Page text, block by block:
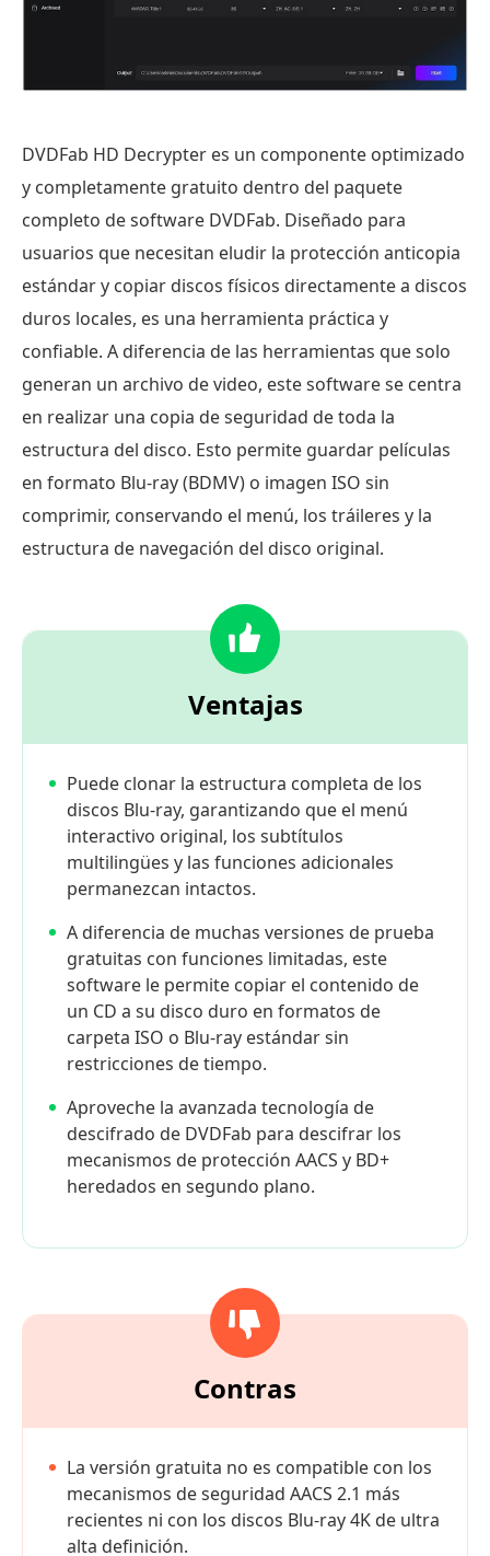
DVDFab HD Decrypter es un componente optimizado
y completamente gratuito dentro del paquete
completo de software DVDFab. Diseñado para
usuarios que necesitan eludir la protección anticopia
estándar y copiar discos físicos directamente a discos
duros locales, es una herramienta práctica y
confiable. A diferencia de las herramientas que solo
generan un archivo de video, este software se centra
en realizar una copia de seguridad de toda la
estructura del disco. Esto permite guardar películas
en formato Blu-ray (BDMV) o imagen ISO sin
comprimir, conservando el menú, los tráileres y la
estructura de navegación del disco original.
Ventajas
Puede clonar la estructura completa de los
discos Blu-ray, garantizando que el menú
interactivo original, los subtítulos
multilingües y las funciones adicionales
permanezcan intactos.
A diferencia de muchas versiones de prueba
gratuitas con funciones limitadas, este
software le permite copiar el contenido de
un CD a su disco duro en formatos de
carpeta ISO o Blu-ray estándar sin
restricciones de tiempo.
Aproveche la avanzada tecnología de
descifrado de DVDFab para descifrar los
mecanismos de protección AACS y BD+
heredados en segundo plano.
Contras
La versión gratuita no es compatible con los
mecanismos de seguridad AACS 2.1 más
recientes ni con los discos Blu-ray 4K de ultra
alta definición.